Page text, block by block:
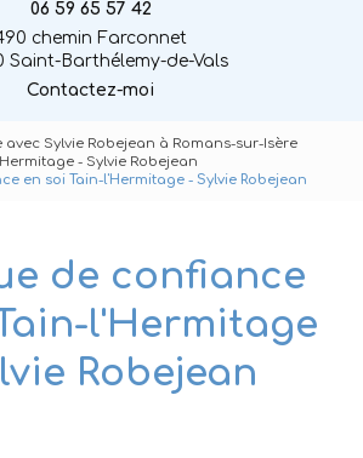
06 59 65 57 42
chemin Farconnet
Saint-Barthélemy-de-Vals
Contactez-moi
Sylvie Robejean à Romans-sur-Isère
- Sylvie Robejean
en soi Tain-l'Hermitage - Sylvie Robejean
de confiance
l'Hermitage
Robejean